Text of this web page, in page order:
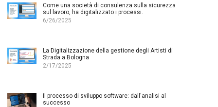
Come una società di consulenza sulla sicurezza
sul lavoro, ha digitalizzato i processi.
6/26/2025
La Digitalizzazione della gestione degli Artisti di
Strada a Bologna
2/17/2025
Il processo di sviluppo software: dall'analisi al
successo